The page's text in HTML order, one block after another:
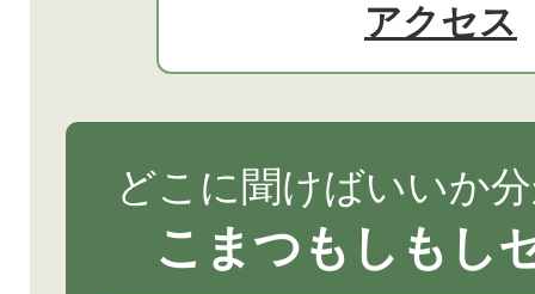
アクセス
どこに聞けばいいか
こまつもしもし